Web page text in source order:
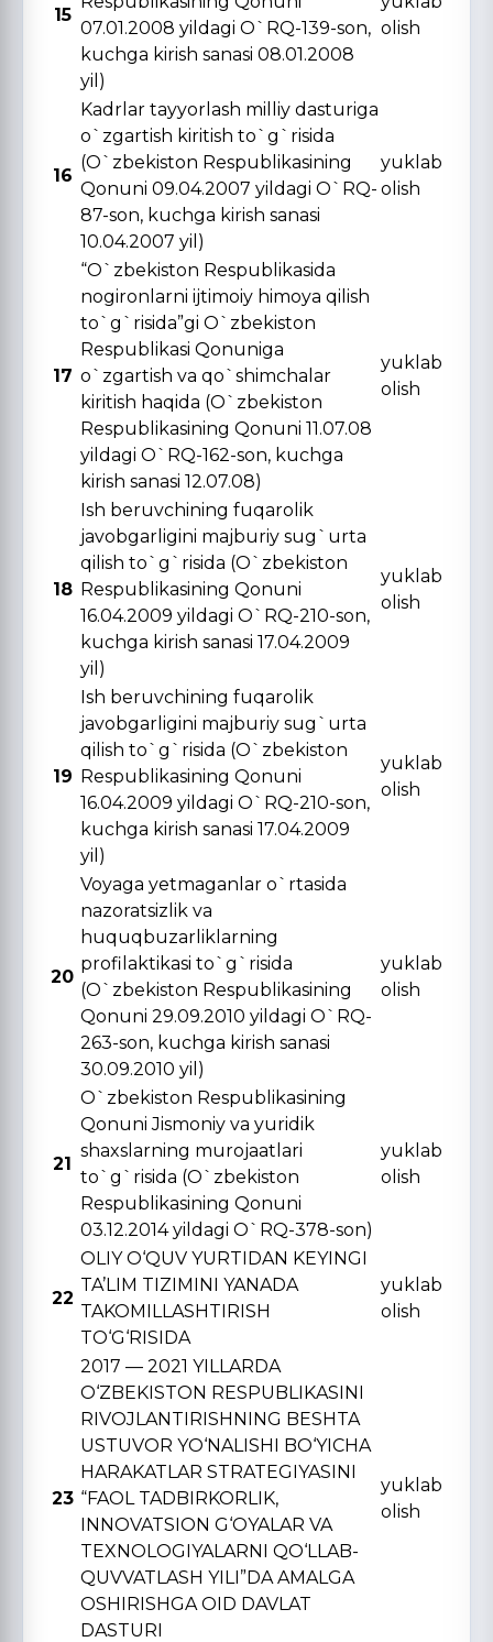
15
07.01.2008 yildagi O`RQ-139-son,
kuchga kirish sanasi 08.01.2008
yil)
olish
16
Kadrlar tayyorlash milliy dasturiga
o`zgartish kiritish to`g`risida
(O`zbekiston Respublikasining
Qonuni 09.04.2007 yildagi O`RQ-
87-son, kuchga kirish sanasi
10.04.2007 yil)
yuklab
olish
17
“O`zbekiston Respublikasida
nogironlarni ijtimoiy himoya qilish
to`g`risida”gi O`zbekiston
Respublikasi Qonuniga
o`zgartish va qo`shimchalar
kiritish haqida (O`zbekiston
Respublikasining Qonuni 11.07.08
yildagi O`RQ-162-son, kuchga
kirish sanasi 12.07.08)
yuklab
olish
18
Ish beruvchining fuqarolik
javobgarligini majburiy sug`urta
qilish to`g`risida (O`zbekiston
Respublikasining Qonuni
16.04.2009 yildagi O`RQ-210-son,
kuchga kirish sanasi 17.04.2009
yil)
yuklab
olish
19
Ish beruvchining fuqarolik
javobgarligini majburiy sug`urta
qilish to`g`risida (O`zbekiston
Respublikasining Qonuni
16.04.2009 yildagi O`RQ-210-son,
kuchga kirish sanasi 17.04.2009
yil)
yuklab
olish
20
Voyaga yetmaganlar o`rtasida
nazoratsizlik va
huquqbuzarliklarning
profilaktikasi to`g`risida
(O`zbekiston Respublikasining
Qonuni 29.09.2010 yildagi O`RQ-
263-son, kuchga kirish sanasi
30.09.2010 yil)
yuklab
olish
21
O`zbekiston Respublikasining
Qonuni Jismoniy va yuridik
shaxslarning murojaatlari
to`g`risida (O`zbekiston
Respublikasining Qonuni
03.12.2014 yildagi O`RQ-378-son)
yuklab
olish
22
OLIY O‘QUV YURTIDAN KЕYINGI
TA’LIM TIZIMINI YANADA
TAKOMILLASHTIRISH
TO‘G‘RISIDA
yuklab
olish
23
2017 — 2021 YILLARDA
O‘ZBЕKISTON RЕSPUBLIKASINI
RIVOJLANTIRISHNING BЕSHTA
USTUVOR YO‘NALISHI BO‘YICHA
HARAKATLAR STRATЕGIYASINI
“FAOL TADBIRKORLIK,
INNOVATSION G‘OYALAR VA
TЕXNOLOGIYALARNI QO‘LLAB-
QUVVATLASH YILI”DA AMALGA
OSHIRISHGA OID DAVLAT
DASTURI
yuklab
olish